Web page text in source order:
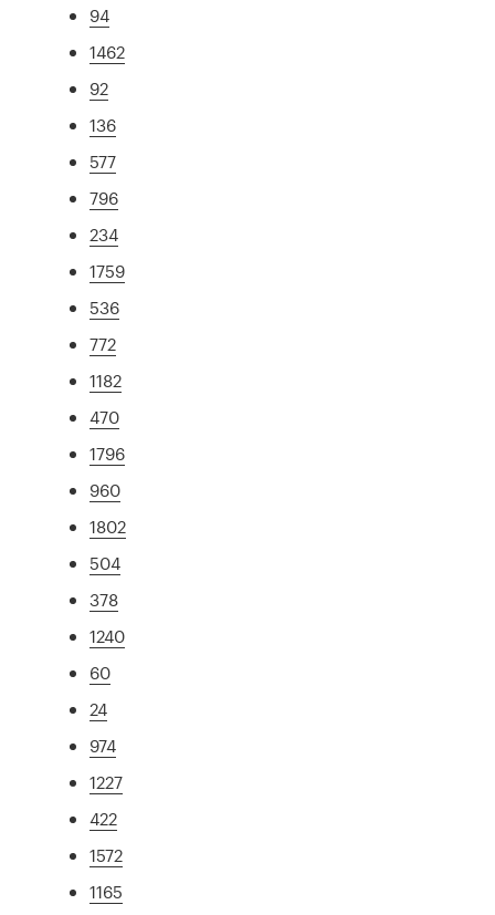
94
1462
92
136
577
796
234
1759
536
772
1182
470
1796
960
1802
504
378
1240
60
24
974
1227
422
1572
1165